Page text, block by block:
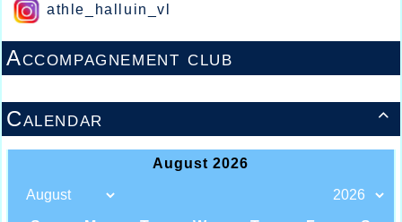
athle_halluin_vl
Accompagnement club

Calendar